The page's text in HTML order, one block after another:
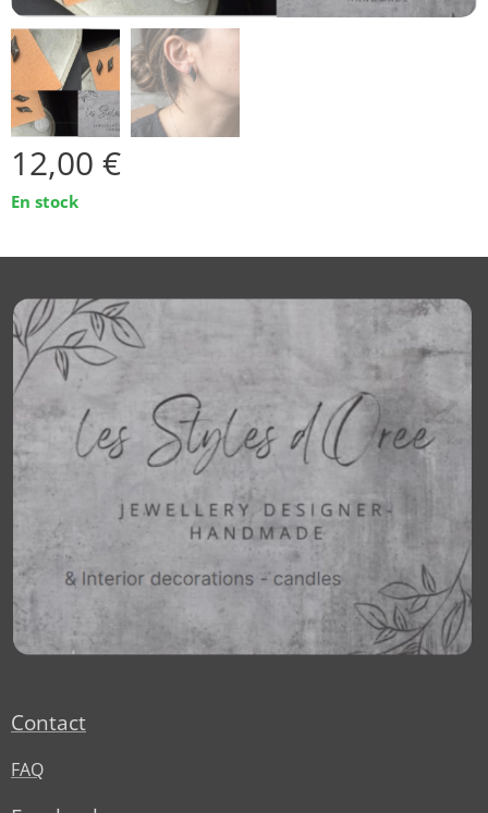
12,00 €
En stock
Contact
FAQ